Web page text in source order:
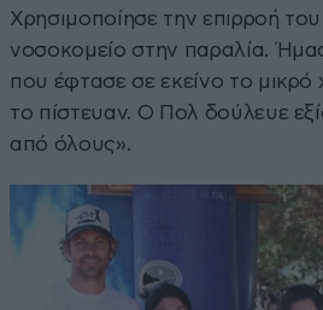
Χρησιμοποίησε την επιρροή του
νοσοκομείο στην παραλία.
που έφτασε σε εκείνο το μικρό
το πίστευαν. Ο Πολ δούλευε
από όλους».